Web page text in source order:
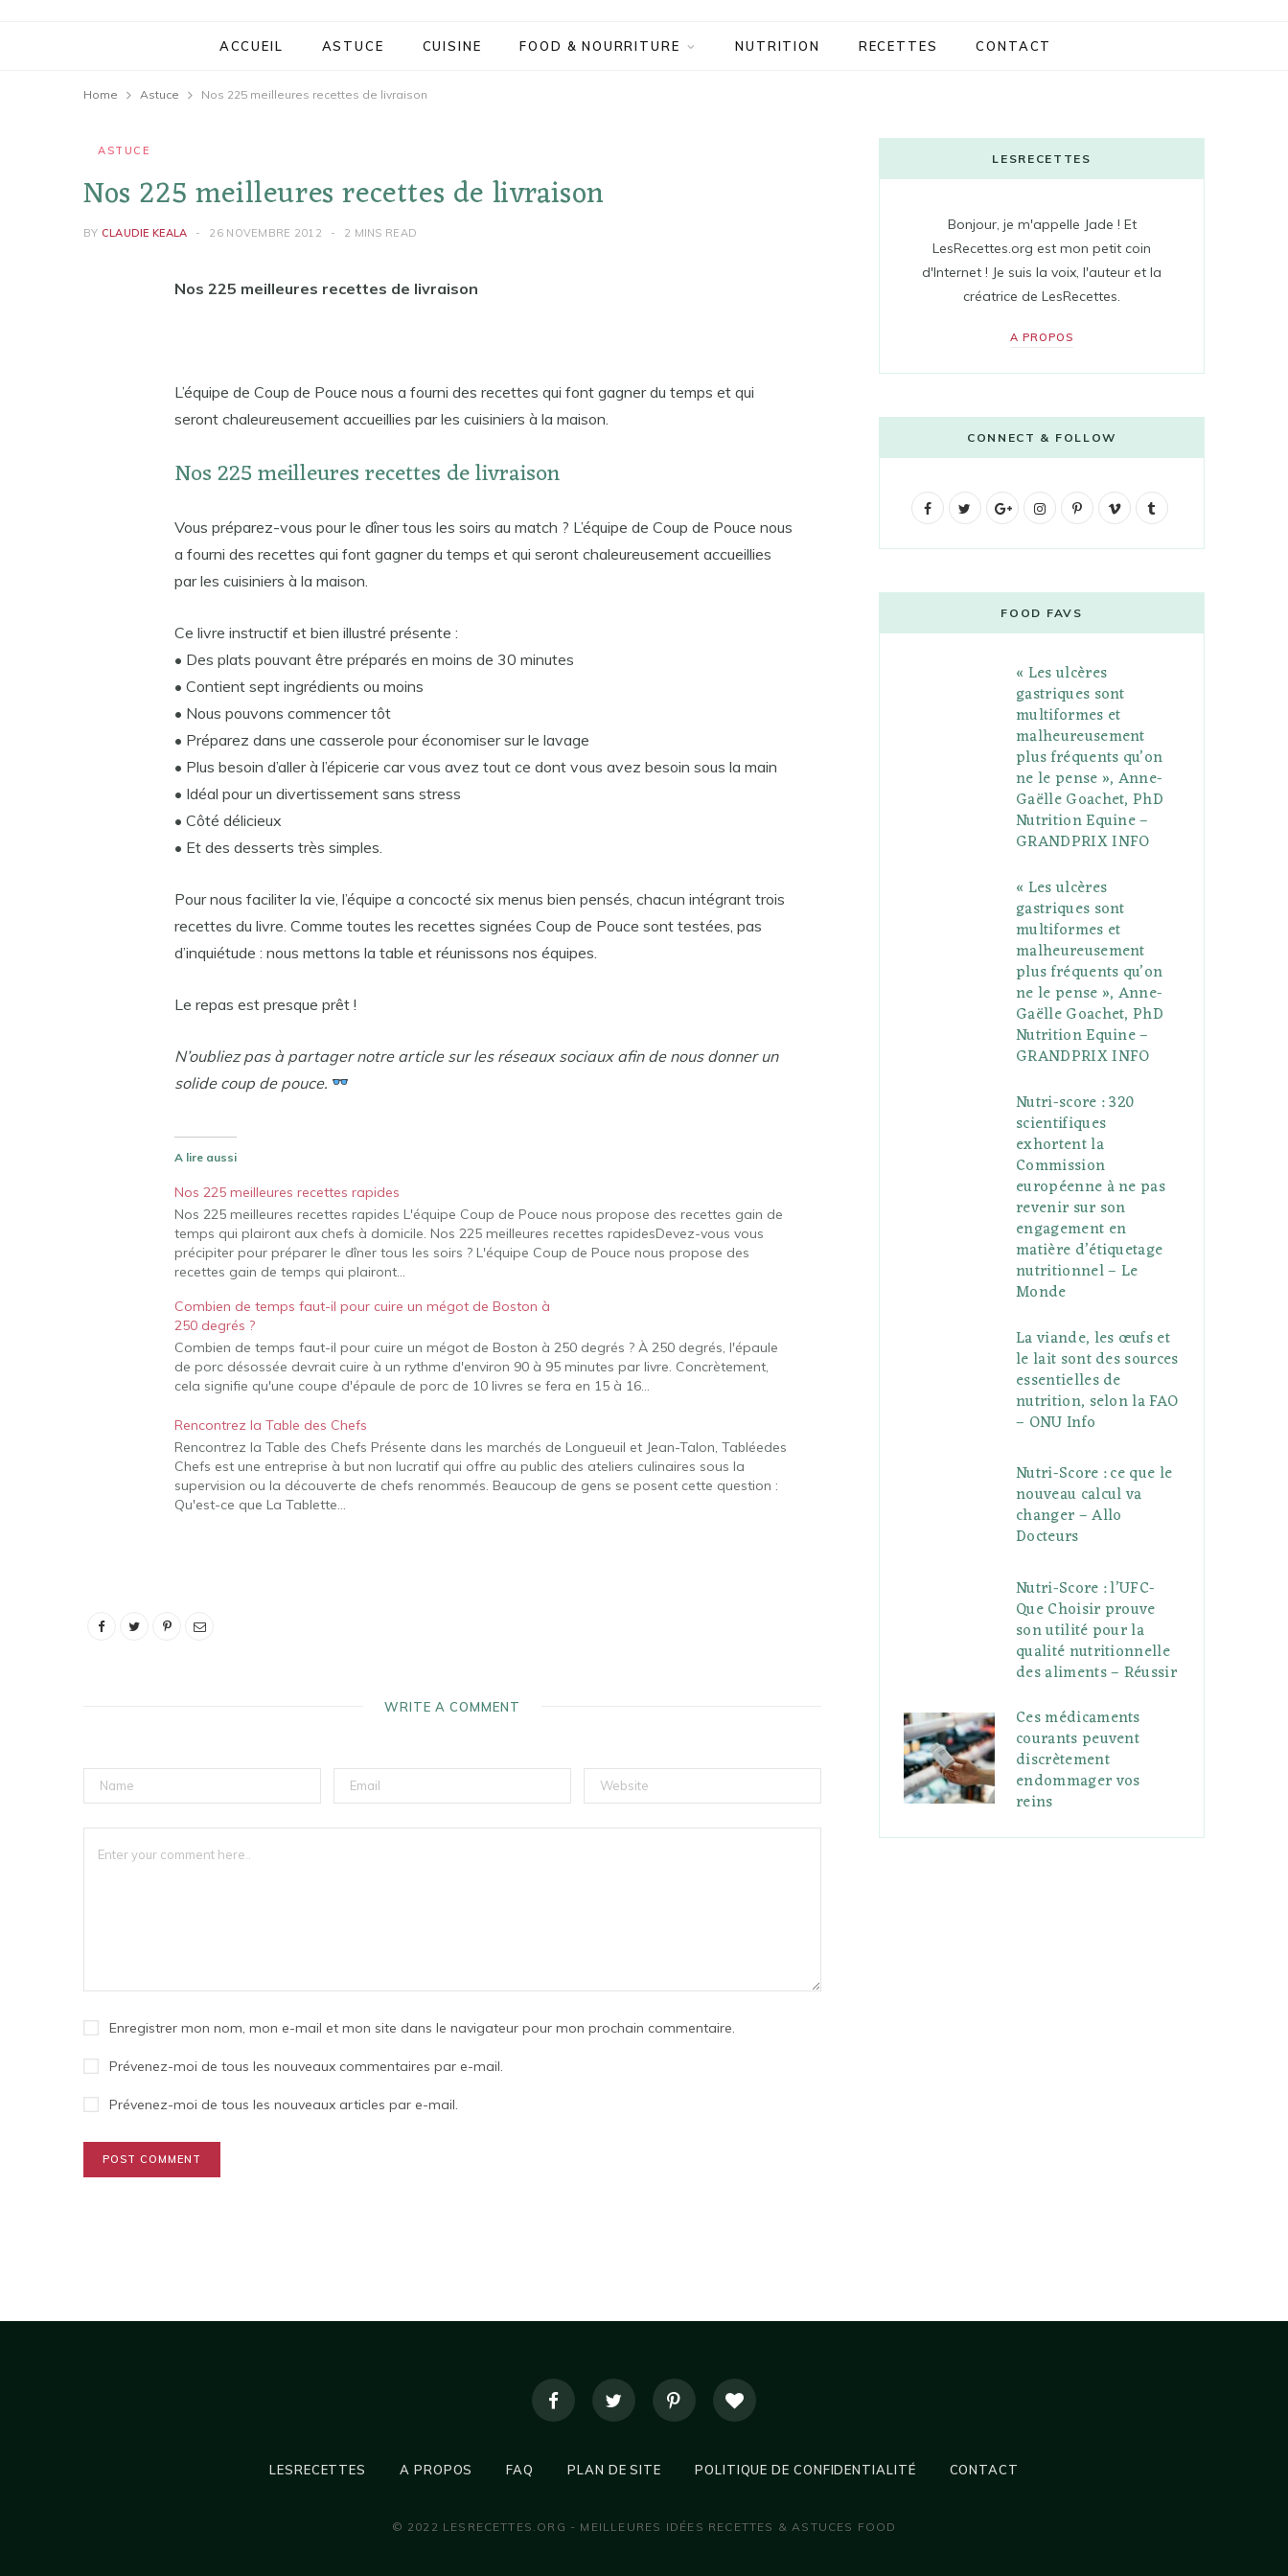
ACCUEIL ASTUCE CUISINE FOOD & NOURRITURE NUTRITION RECETTES CONTACT
Home Astuce Nos 225 meilleures recettes de livraison
ASTUCE
Nos 225 meilleures recettes de livraison
BY CLAUDIE KEALA 26 NOVEMBRE 2012 2 MINS READ
Nos 225 meilleures recettes de livraison
L’équipe de Coup de Pouce nous a fourni des recettes qui font gagner du temps et qui
seront chaleureusement accueillies par les cuisiniers à la maison.
Nos 225 meilleures recettes de livraison
Vous préparez-vous pour le dîner tous les soirs au match ? L’équipe de Coup de Pouce nous
a fourni des recettes qui font gagner du temps et qui seront chaleureusement accueillies
par les cuisiniers à la maison.
Ce livre instructif et bien illustré présente :
• Des plats pouvant être préparés en moins de 30 minutes
• Contient sept ingrédients ou moins
• Nous pouvons commencer tôt
• Préparez dans une casserole pour économiser sur le lavage
• Plus besoin d’aller à l’épicerie car vous avez tout ce dont vous avez besoin sous la main
• Idéal pour un divertissement sans stress
• Côté délicieux
• Et des desserts très simples.
Pour nous faciliter la vie, l’équipe a concocté six menus bien pensés, chacun intégrant trois
recettes du livre. Comme toutes les recettes signées Coup de Pouce sont testées, pas
d’inquiétude : nous mettons la table et réunissons nos équipes.
Le repas est presque prêt !
N’oubliez pas à partager notre article sur les réseaux sociaux afin de nous donner un
solide coup de pouce.
A lire aussi
Nos 225 meilleures recettes rapides
Nos 225 meilleures recettes rapides L'équipe Coup de Pouce nous propose des recettes gain de
temps qui plairont aux chefs à domicile. Nos 225 meilleures recettes rapidesDevez-vous vous
précipiter pour préparer le dîner tous les soirs ? L'équipe Coup de Pouce nous propose des
recettes gain de temps qui plairont…
Combien de temps faut-il pour cuire un mégot de Boston à
250 degrés ?
Combien de temps faut-il pour cuire un mégot de Boston à 250 degrés ? À 250 degrés, l'épaule
de porc désossée devrait cuire à un rythme d'environ 90 à 95 minutes par livre. Concrètement,
cela signifie qu'une coupe d'épaule de porc de 10 livres se fera en 15 à 16…
Rencontrez la Table des Chefs
Rencontrez la Table des Chefs Présente dans les marchés de Longueuil et Jean-Talon, Tabléedes
Chefs est une entreprise à but non lucratif qui offre au public des ateliers culinaires sous la
supervision ou la découverte de chefs renommés. Beaucoup de gens se posent cette question :
Qu'est-ce que La Tablette…
WRITE A COMMENT
Enregistrer mon nom, mon e-mail et mon site dans le navigateur pour mon prochain commentaire.
Prévenez-moi de tous les nouveaux commentaires par e-mail.
Prévenez-moi de tous les nouveaux articles par e-mail.
LESRECETTES
Bonjour, je m'appelle Jade ! Et
LesRecettes.org est mon petit coin
d'Internet ! Je suis la voix, l'auteur et la
créatrice de LesRecettes.
A PROPOS
CONNECT & FOLLOW
F
b
t
G
g
l
e
P
u
s
I
t
a
g
r
a
P
e
r
e
s
V
o
l
FOOD FAVS
« Les ulcères
gastriques sont
multiformes et
malheureusement
plus fréquents qu’on
ne le pense », Anne-
Gaëlle Goachet, PhD
Nutrition Equine –
GRANDPRIX INFO
« Les ulcères
gastriques sont
multiformes et
malheureusement
plus fréquents qu’on
ne le pense », Anne-
Gaëlle Goachet, PhD
Nutrition Equine –
GRANDPRIX INFO
Nutri-score : 320
scientifiques
exhortent la
Commission
européenne à ne pas
revenir sur son
engagement en
matière d’étiquetage
nutritionnel – Le
Monde
La viande, les œufs et
le lait sont des sources
essentielles de
nutrition, selon la FAO
– ONU Info
Nutri-Score : ce que le
nouveau calcul va
changer – Allo
Docteurs
Nutri-Score : l’UFC-
Que Choisir prouve
son utilité pour la
qualité nutritionnelle
des aliments – Réussir
Ces médicaments
courants peuvent
discrètement
endommager vos
reins
LESRECETTES A PROPOS FAQ PLAN DE SITE POLITIQUE DE CONFIDENTIALITÉ CONTACT
© 2022 LESRECETTES.ORG - MEILLEURES IDÉES RECETTES & ASTUCES FOOD